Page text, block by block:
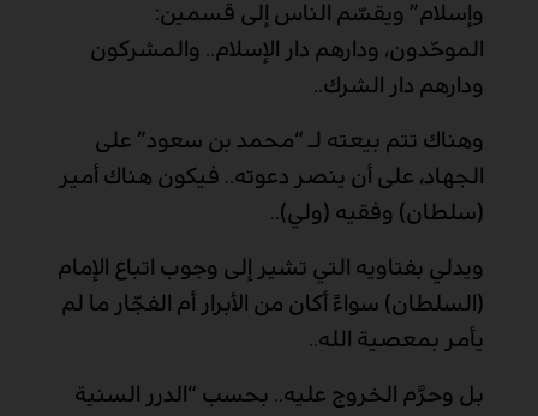
وإسلام” ويقسّم الناس إلى قسمين:
الموحّدون، ودارهم دار الإسلام.. والمشركون
ودارهم دار الشرك..
وهناك تتم بيعته لـ “محمد بن سعود” على
الجهاد، على أن ينصر دعوته.. فيكون هناك أمير
(سلطان) وفقيه (ولي)..
ويدلي بفتاويه التي تشير إلى وجوب اتباع الإمام
(السلطان) سواءً أكان من الأبرار أم الفجّار ما لم
يأمر بمعصية الله..
بل وحرَّم الخروج عليه.. بحسب “الدرر السنية